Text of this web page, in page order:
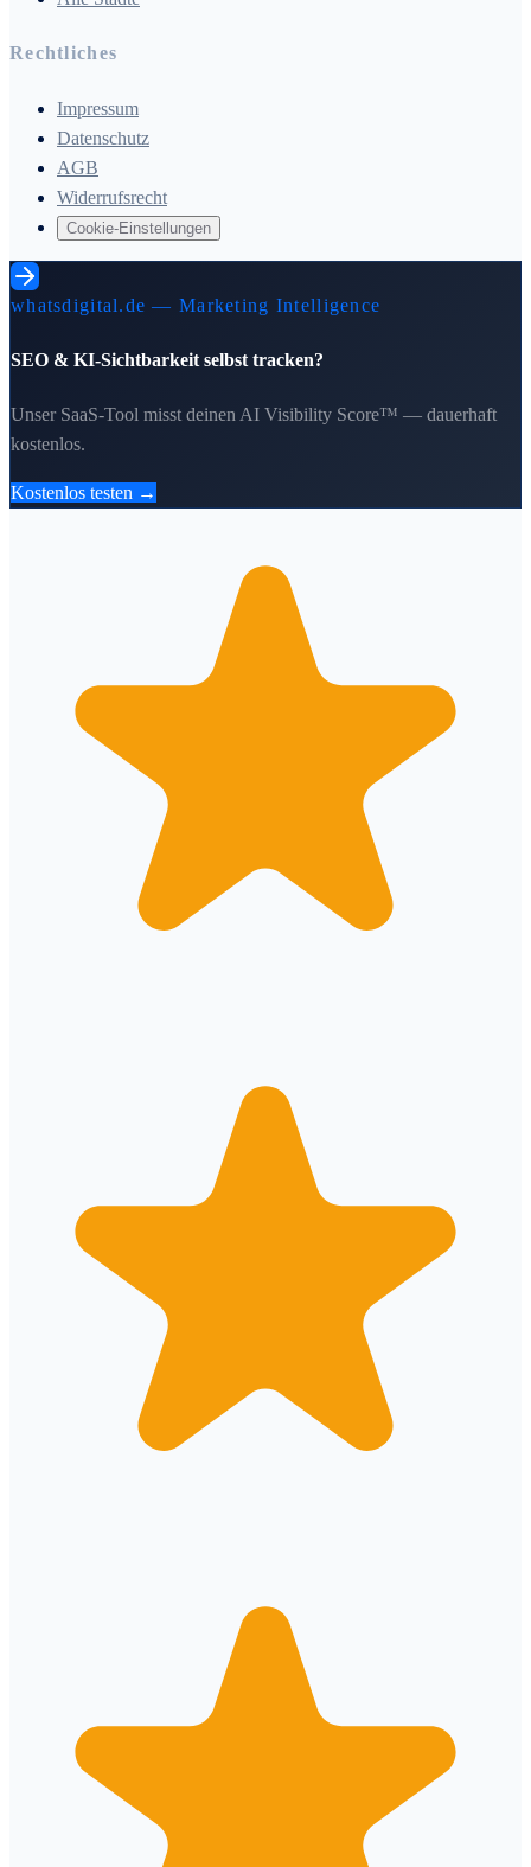
Rechtliches
Impressum
Datenschutz
AGB
Widerrufsrecht
Cookie-Einstellungen
whatsdigital.de — Marketing Intelligence
SEO & KI-Sichtbarkeit selbst tracken?
Unser SaaS-Tool misst deinen AI Visibility Score™ — dauerhaft
kostenlos.
Kostenlos testen →